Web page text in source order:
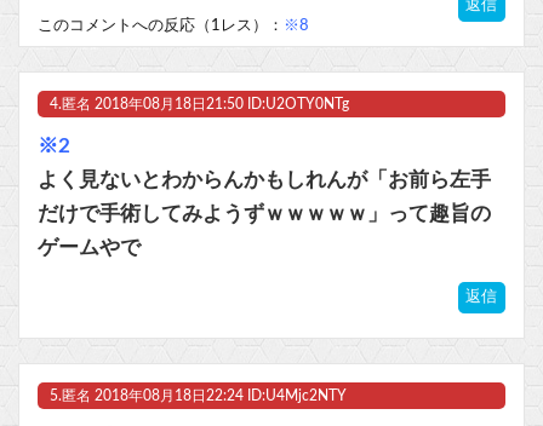
返信
このコメントへの反応（1レス）： ※8
4. 匿名 2018年08月18日21:50 ID:U2OTY0NTg
※2
よく見ないとわからんかもしれんが「お前ら左手
だけで手術してみようずｗｗｗｗｗ」って趣旨の
ゲームやで
返信
5. 匿名 2018年08月18日22:24 ID:U4Mjc2NTY